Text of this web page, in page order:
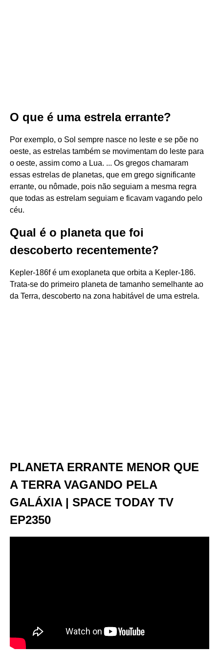
O que é uma estrela errante?
Por exemplo, o Sol sempre nasce no leste e se põe no
oeste, as estrelas também se movimentam do leste para
o oeste, assim como a Lua. ... Os gregos chamaram
essas estrelas de planetas, que em grego significante
errante, ou nômade, pois não seguiam a mesma regra
que todas as estrelam seguiam e ficavam vagando pelo
céu.
Qual é o planeta que foi
descoberto recentemente?
Kepler-186f é um exoplaneta que orbita a Kepler-186.
Trata-se do primeiro planeta de tamanho semelhante ao
da Terra, descoberto na zona habitável de uma estrela.
PLANETA ERRANTE MENOR QUE
A TERRA VAGANDO PELA
GALÁXIA | SPACE TODAY TV
EP2350